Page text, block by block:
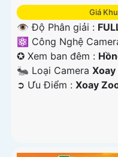
Giá
👁 Độ Phân giải :
⚛️ Công Nghệ
✪ Xem ban đêm :
🐜 Loại Camera
️➲ Ưu Điểm : Xoay